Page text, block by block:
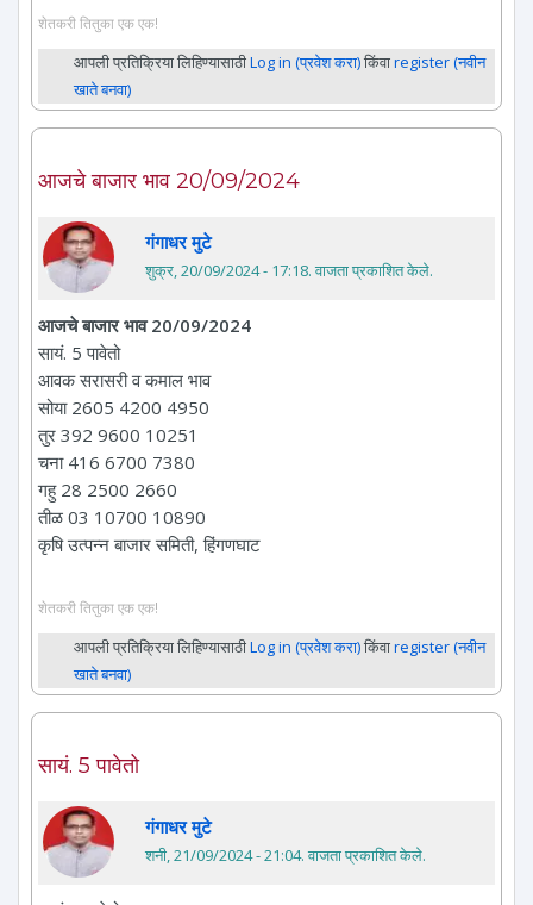
शेतकरी तितुका एक एक!
आपली प्रतिक्रिया लिहिण्यासाठीLog in (प्रवेश करा)किंवाregister (नवीन
खाते बनवा)
आजचे बाजार भाव 20/09/2024
गंगाधर मुटे
शुक्र, 20/09/2024 - 17:18. वाजता प्रकाशित केले.
आजचे बाजार भाव 20/09/2024
सायं. 5 पावेतो
आवक सरासरी व कमाल भाव
सोया 2605 4200 4950
तुर 392 9600 10251
चना 416 6700 7380
गहु 28 2500 2660
तीळ 03 10700 10890
कृषि उत्पन्न बाजार समिती, हिंगणघाट
शेतकरी तितुका एक एक!
आपली प्रतिक्रिया लिहिण्यासाठीLog in (प्रवेश करा)किंवाregister (नवीन
खाते बनवा)
सायं. 5 पावेतो
गंगाधर मुटे
शनी, 21/09/2024 - 21:04. वाजता प्रकाशित केले.